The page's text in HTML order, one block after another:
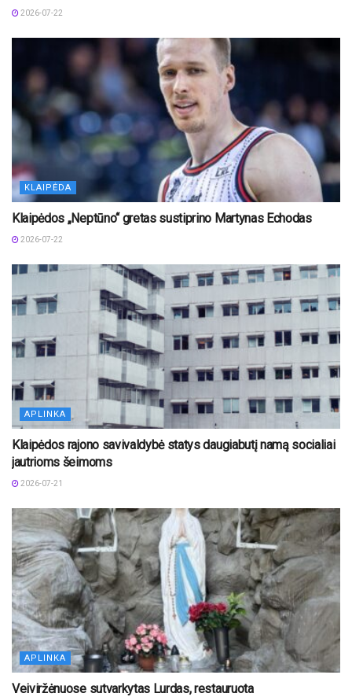
2026-07-22
KLAIPĖDA
Klaipėdos „Neptūno“ gretas sustiprino Martynas Echodas
2026-07-22
APLINKA
Klaipėdos rajono savivaldybė statys daugiabutį namą socialiai
jautrioms šeimoms
2026-07-21
APLINKA
Veiviržėnuose sutvarkytas Lurdas, restauruota